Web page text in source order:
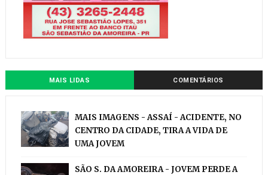
MAIS LIDAS COMENTÁRIOS
MAIS IMAGENS - ASSAÍ - ACIDENTE, NO
CENTRO DA CIDADE, TIRA A VIDA DE
UMA JOVEM
SÃO S. DA AMOREIRA - JOVEM PERDE A